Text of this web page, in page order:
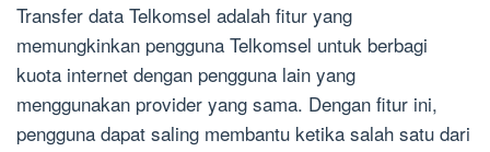
Transfer data Telkomsel adalah fitur yang
memungkinkan pengguna Telkomsel untuk berbagi
kuota internet dengan pengguna lain yang
menggunakan provider yang sama. Dengan fitur ini,
pengguna dapat saling membantu ketika salah satu dari